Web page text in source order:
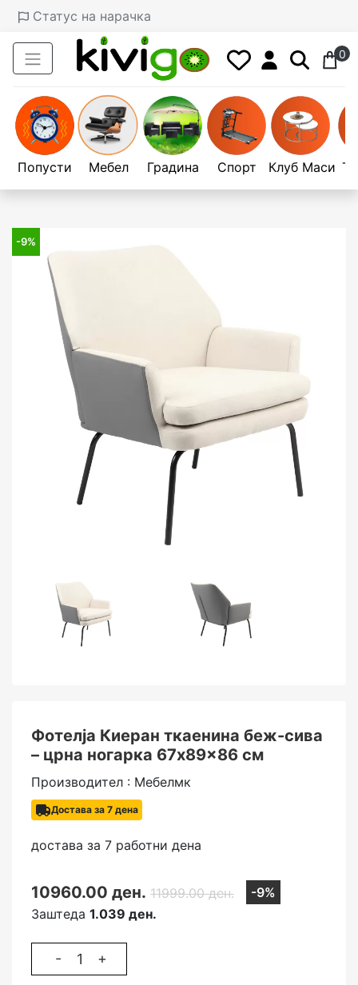
Статус на нарачка
0
Попусти Мебел Градина Спорт Клуб Маси
-9%
Фотелја Киеран ткаенина беж-сива
– црна ногарка 67x89x86 см
Производител : Мебелмк
Достава за 7 дена
достава за 7 работни дена
10960.00 ден. 11999.00 ден.
-9%
Заштеда 1.039 ден.
- +